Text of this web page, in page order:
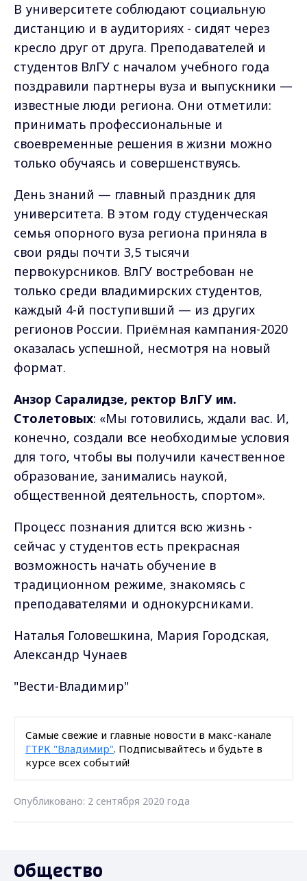
В университете соблюдают социальную
дистанцию и в аудиториях - сидят через
кресло друг от друга. Преподавателей и
студентов ВлГУ с началом учебного года
поздравили партнеры вуза и выпускники —
известные люди региона. Они отметили:
принимать профессиональные и
своевременные решения в жизни можно
только обучаясь и совершенствуясь.
День знаний — главный праздник для
университета. В этом году студенческая
семья опорного вуза региона приняла в
свои ряды почти 3,5 тысячи
первокурсников. ВлГУ востребован не
только среди владимирских студентов,
каждый 4-й поступивший — из других
регионов России. Приёмная кампания-2020
оказалась успешной, несмотря на новый
формат.
Анзор Саралидзе, ректор ВлГУ им.
Столетовых: «Мы готовились, ждали вас. И,
конечно, создали все необходимые условия
для того, чтобы вы получили качественное
образование, занимались наукой,
общественной деятельность, спортом».
Процесс познания длится всю жизнь -
сейчас у студентов есть прекрасная
возможность начать обучение в
традиционном режиме, знакомясь с
преподавателями и однокурсниками.
Наталья Головешкина, Мария Городская,
Александр Чунаев
"Вести-Владимир"
Самые свежие и главные новости в макс-канале
ГТРК "Владимир". Подписывайтесь и будьте в
курсе всех событий!
Опубликовано: 2 сентября 2020 года
Общество